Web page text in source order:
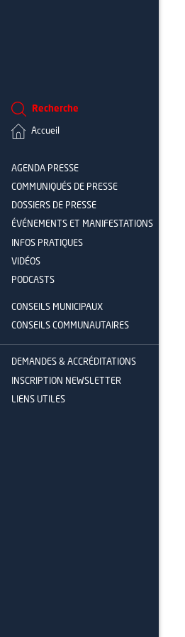
Recherche
Accueil
AGENDA PRESSE
COMMUNIQUÉS DE PRESSE
DOSSIERS DE PRESSE
ÉVÉNEMENTS ET MANIFESTATIONS
INFOS PRATIQUES
VIDÉOS
PODCASTS
CONSEILS MUNICIPAUX
CONSEILS COMMUNAUTAIRES
DEMANDES & ACCRÉDITATIONS
INSCRIPTION NEWSLETTER
LIENS UTILES